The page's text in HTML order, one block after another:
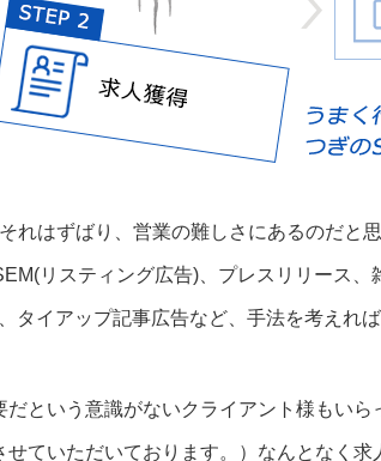
れはずばり、営業の難しさにあるのだと
リスティング広告)、プレスリリース
タイアップ記事広告など、手法を考えれば
という意識がないクライアント様もい
ていただいております。）なんとなく